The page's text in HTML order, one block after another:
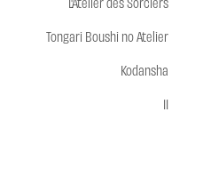
Tongari Boushi no Atelier
Kodansha
11